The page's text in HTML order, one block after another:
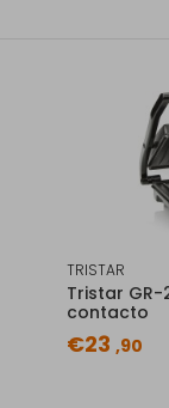
TRISTAR
Tristar
contacto
€23 ,90